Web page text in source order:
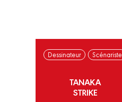
Dessinateur Scénariste
TANAKA
STRIKE